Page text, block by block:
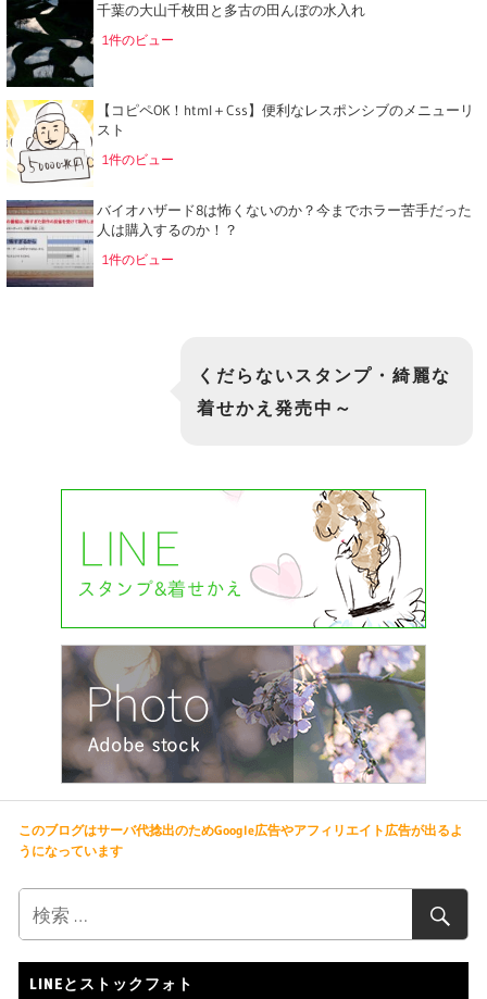
千葉の大山千枚田と多古の田んぼの水入れ
1件のビュー
【コピペOK！html＋Css】便利なレスポンシブのメニューリ
スト
1件のビュー
バイオハザード8は怖くないのか？今までホラー苦手だった
人は購入するのか！？
1件のビュー
くだらないスタンプ・綺麗な
着せかえ発売中～
このブログはサーバ代捻出のためGoogle広告やアフィリエイト広告が出るよ
うになっています
LINEとストックフォト